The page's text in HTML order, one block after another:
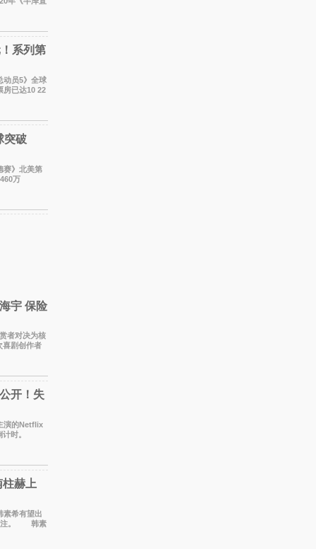
虑到
系列第
房已达10 22
突破
》北美第
万
强劲，远超
宇 保险
者对决为核
喜剧创作者
手之
开！失
倒计时。
赫上
关注。 韩素